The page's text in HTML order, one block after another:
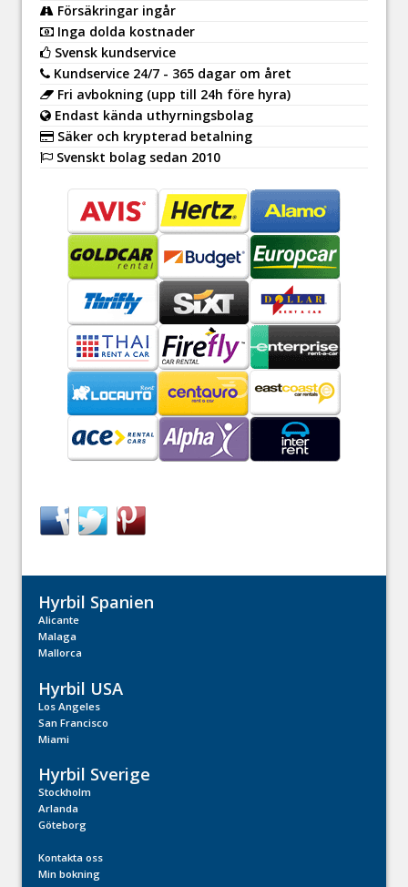
Försäkringar ingår
Inga dolda kostnader
Svensk kundservice
Kundservice 24/7 - 365 dagar om året
Fri avbokning (upp till 24h före hyra)
Endast kända uthyrningsbolag
Säker och krypterad betalning
Svenskt bolag sedan 2010
Hyrbil Spanien
Alicante
Malaga
Mallorca
Hyrbil USA
Los Angeles
San Francisco
Miami
Hyrbil Sverige
Stockholm
Arlanda
Göteborg
Kontakta oss
Min bokning